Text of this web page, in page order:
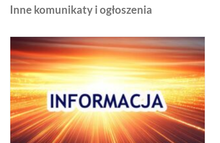
Inne komunikaty i ogłoszenia